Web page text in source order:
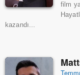
film
kazandı...